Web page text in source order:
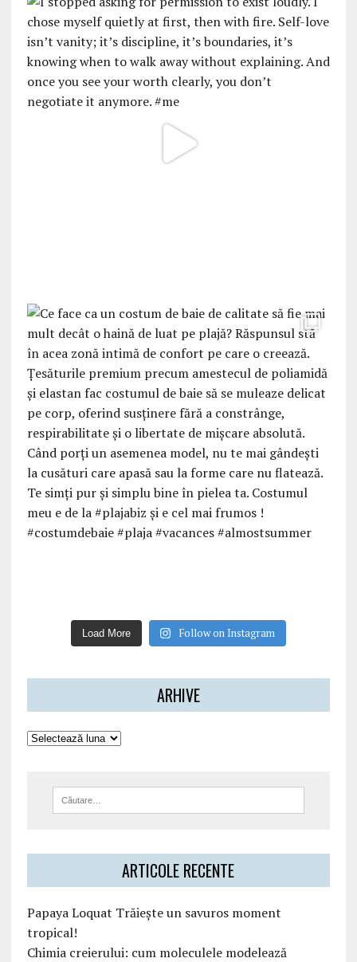
Load More Follow on Instagram
ARHIVE
ARTICOLE RECENTE
Papaya Loquat Trăiește un savuros moment
tropical!
Chimia creierului: cum moleculele modelează